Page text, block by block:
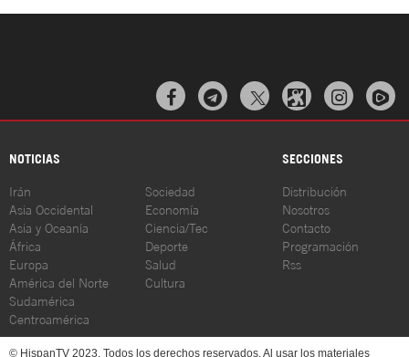
  
NOTICIAS SECCIONES
Irán
Asia Occidental
Asia y Oceanía
África
Europa
América del Norte
Sudamérica
Centroamérica
Sociedad
Economía
Ciencia/Tec
Deporte
Salud
Cultura
Distribución
Nosotros
Contacto
Programación
Rss
© HispanTV 2023. Todos los derechos reservados. Al usar los materiales